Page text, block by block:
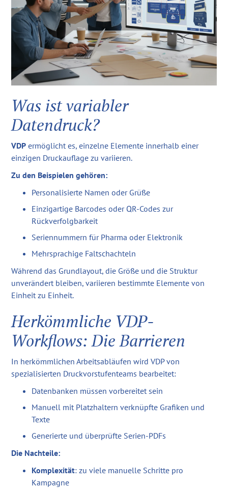
Was ist variabler
Datendruck?
VDP ermöglicht es, einzelne Elemente innerhalb einer
einzigen Druckauflage zu variieren.
Zu den Beispielen gehören:
Personalisierte Namen oder Grüße
Einzigartige Barcodes oder QR-Codes zur
Rückverfolgbarkeit
Seriennummern für Pharma oder Elektronik
Mehrsprachige Faltschachteln
Während das Grundlayout, die Größe und die Struktur
unverändert bleiben, variieren bestimmte Elemente von
Einheit zu Einheit.
Herkömmliche VDP-
Workflows: Die Barrieren
In herkömmlichen Arbeitsabläufen wird VDP von
spezialisierten Druckvorstufenteams bearbeitet:
Datenbanken müssen vorbereitet sein
Manuell mit Platzhaltern verknüpfte Grafiken und
Texte
Generierte und überprüfte Serien-PDFs
Die Nachteile:
Komplexität: zu viele manuelle Schritte pro
Kampagne